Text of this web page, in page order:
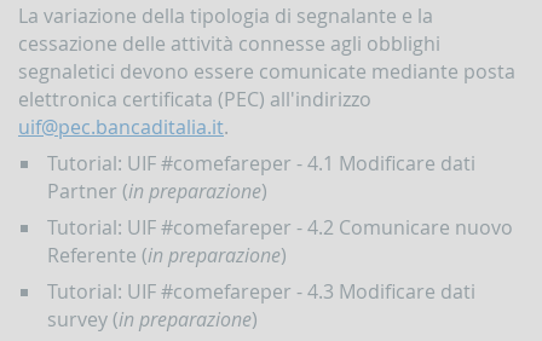
La variazione della tipologia di segnalante e la
cessazione delle attività connesse agli obblighi
segnaletici devono essere comunicate mediante posta
elettronica certificata (PEC) all'indirizzo
uif@pec.bancaditalia.it.
Tutorial: UIF #comefareper - 4.1 Modificare dati
Partner (in preparazione)
Tutorial: UIF #comefareper - 4.2 Comunicare nuovo
Referente (in preparazione)
Tutorial: UIF #comefareper - 4.3 Modificare dati
survey (in preparazione)